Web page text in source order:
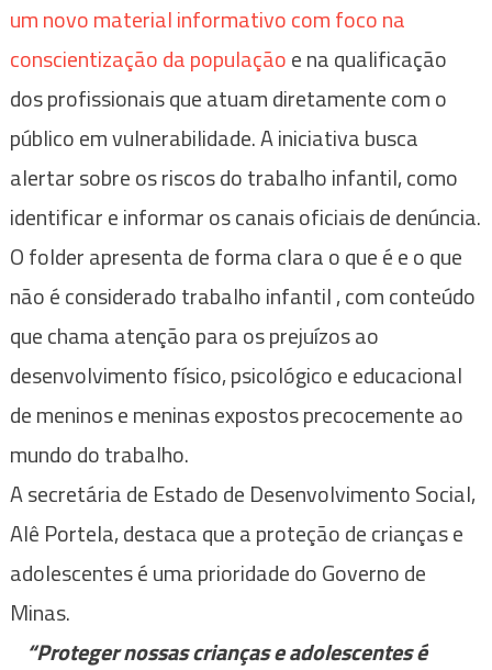
um novo material informativo com foco na
conscientização da populaçãoe na qualificação
dos profissionais que atuam diretamente com o
público em vulnerabilidade. A iniciativa busca
alertar sobre os riscos do trabalho infantil, como
identificar e informar os canais oficiais de denúncia.
O folder apresenta de forma clara o que é e o que
não é considerado trabalho infantil , com conteúdo
que chama atenção para os prejuízos ao
desenvolvimento físico, psicológico e educacional
de meninos e meninas expostos precocemente ao
mundo do trabalho.
A secretária de Estado de Desenvolvimento Social,
Alê Portela, destaca que a proteção de crianças e
adolescentes é uma prioridade do Governo de
Minas.
“Proteger nossas crianças e adolescentes é